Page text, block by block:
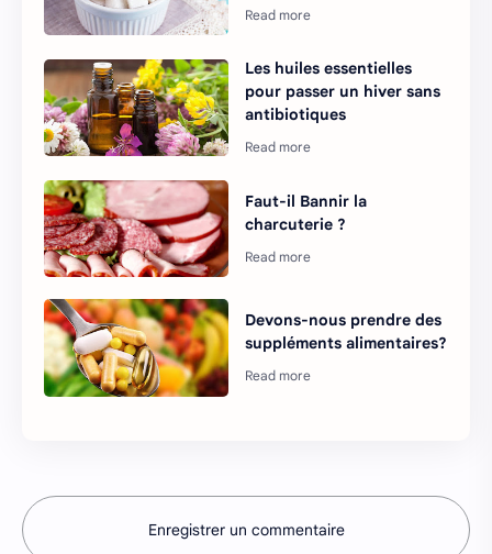
Les huiles essentielles
pour passer un hiver sans
antibiotiques
Faut-il Bannir la
charcuterie ?
Devons-nous prendre des
suppléments alimentaires?
Enregistrer un commentaire